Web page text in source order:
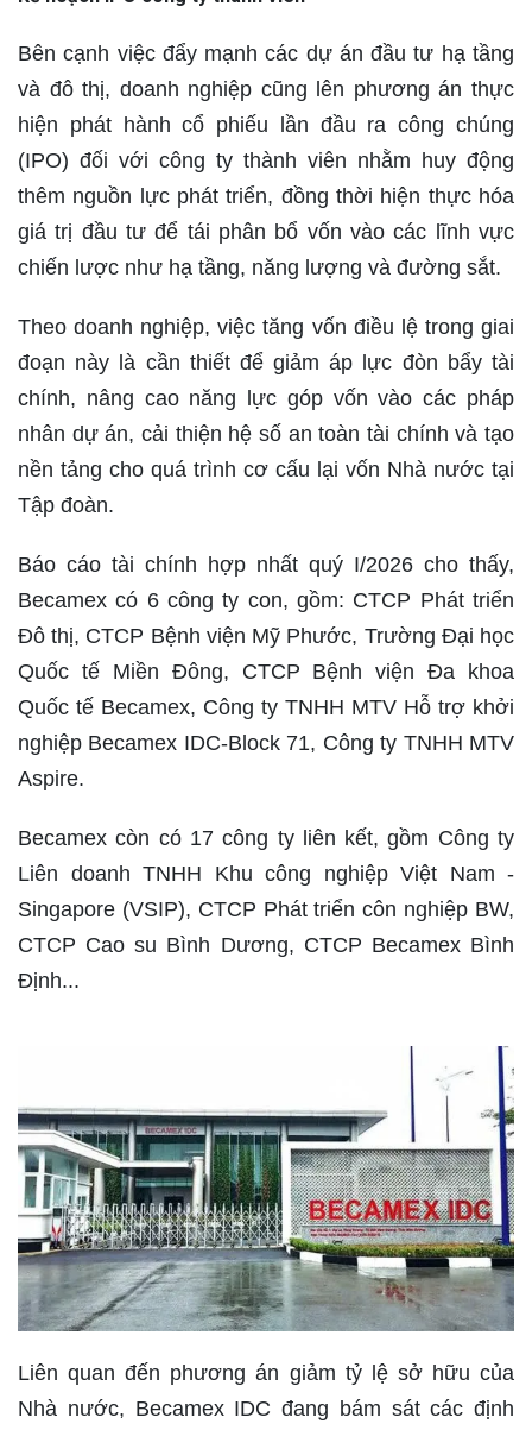
Bên cạnh việc đẩy mạnh các dự án đầu tư hạ tầng
và đô thị, doanh nghiệp cũng lên phương án thực
hiện phát hành cổ phiếu lần đầu ra công chúng
(IPO) đối với công ty thành viên nhằm huy động
thêm nguồn lực phát triển, đồng thời hiện thực hóa
giá trị đầu tư để tái phân bổ vốn vào các lĩnh vực
chiến lược như hạ tầng, năng lượng và đường sắt.
Theo doanh nghiệp, việc tăng vốn điều lệ trong giai
đoạn này là cần thiết để giảm áp lực đòn bẩy tài
chính, nâng cao năng lực góp vốn vào các pháp
nhân dự án, cải thiện hệ số an toàn tài chính và tạo
nền tảng cho quá trình cơ cấu lại vốn Nhà nước tại
Tập đoàn.
Báo cáo tài chính hợp nhất quý I/2026 cho thấy,
Becamex có 6 công ty con, gồm: CTCP Phát triển
Đô thị, CTCP Bệnh viện Mỹ Phước, Trường Đại học
Quốc tế Miền Đông, CTCP Bệnh viện Đa khoa
Quốc tế Becamex, Công ty TNHH MTV Hỗ trợ khởi
nghiệp Becamex IDC-Block 71, Công ty TNHH MTV
Aspire.
Becamex còn có 17 công ty liên kết, gồm Công ty
Liên doanh TNHH Khu công nghiệp Việt Nam -
Singapore (VSIP), CTCP Phát triển côn nghiệp BW,
CTCP Cao su Bình Dương, CTCP Becamex Bình
Định...
Liên quan đến phương án giảm tỷ lệ sở hữu của
Nhà nước, Becamex IDC đang bám sát các định